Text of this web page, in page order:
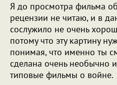
Я до просмотра фильма
рецензии не читаю, и в
сослужило не очень
потому что эту картину
понимая, что именно ты
сделана очень необычно
типовые фильмы о войне.